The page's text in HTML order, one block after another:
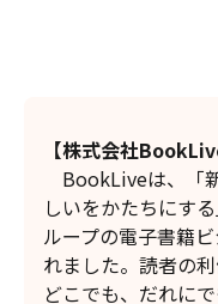
【株式会社
BookLiveは、「
しいをかたちにす
ループの電子書籍
れました。読者の
どこでも、だれに